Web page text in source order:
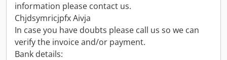
information please contact us.
Chjdsymricjpfx Aivja
In case you have doubts please call us so we can
verify the invoice and/or payment.
Bank details: